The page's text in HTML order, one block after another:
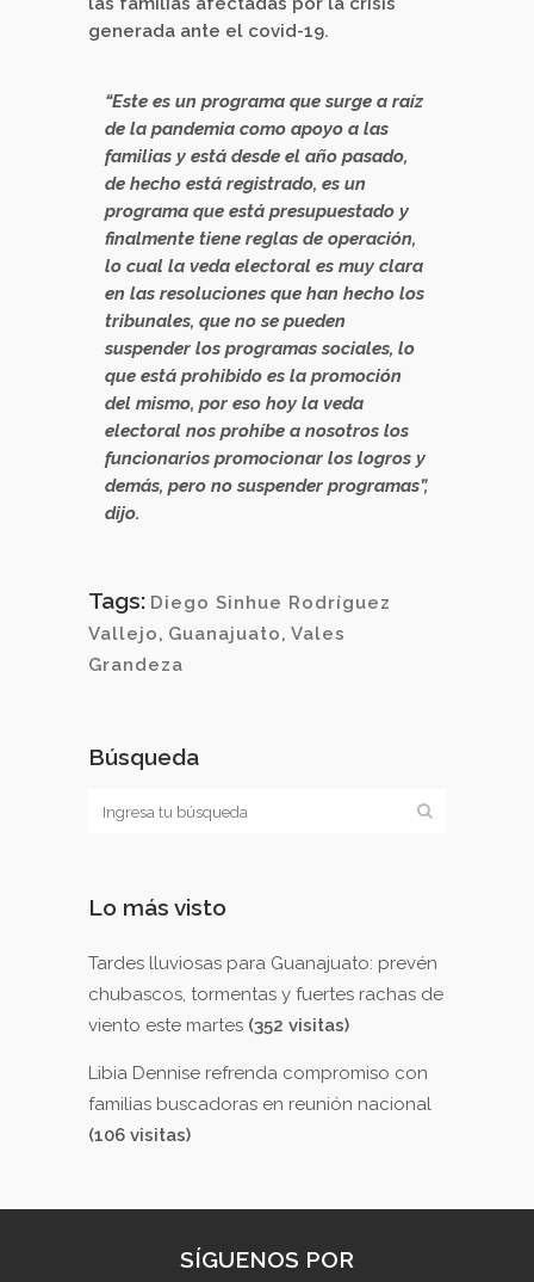
generada ante el covid-19.
“Este es un programa que surge a raíz
de la pandemia como apoyo a las
familias y está desde el año pasado,
de hecho está registrado, es un
programa que está presupuestado y
finalmente tiene reglas de operación,
lo cual la veda electoral es muy clara
en las resoluciones que han hecho los
tribunales, que no se pueden
suspender los programas sociales, lo
que está prohibido es la promoción
del mismo, por eso hoy la veda
electoral nos prohíbe a nosotros los
funcionarios promocionar los logros y
demás, pero no suspender programas”,
dijo.
Tags: Diego Sinhue Rodríguez
Vallejo, Guanajuato, Vales
Grandeza
Búsqueda
Lo más visto
Tardes lluviosas para Guanajuato: prevén
chubascos, tormentas y fuertes rachas de
viento este martes (352 visitas)
Libia Dennise refrenda compromiso con
familias buscadoras en reunión nacional
(106 visitas)
SÍGUENOS POR